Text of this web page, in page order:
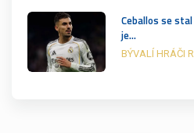
Ceballos se
je…
BÝVALÍ HRÁČI